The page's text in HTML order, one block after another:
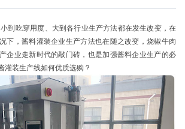
到吃穿用度、大到各行业生产方法都在发生改变，在
下，酱料灌装企业生产方法也在随之改变，烧椒牛肉
企业走新时代的敲门砖，也是加强酱料企业生产的必
灌装生产线如何优质选购？